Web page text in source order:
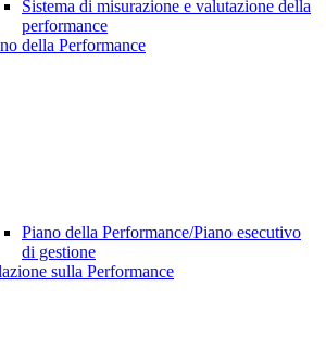
Sistema di misurazione e valutazione della
performance
della Performance
Piano della Performance/Piano esecutivo
di gestione
sulla Performance